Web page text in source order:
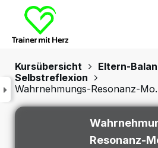
Kursübersicht
Eltern-
Selbstreflexion
Resonanz-